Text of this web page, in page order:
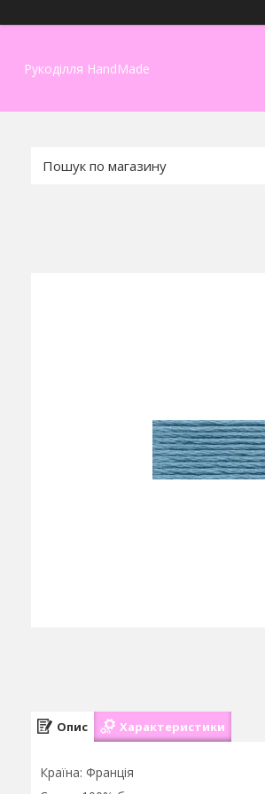
Рукоділля HandMade
Опис Характеристики
Країна: Франція